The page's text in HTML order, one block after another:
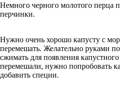
Немного черного молотого перца
перчинки.
Нужно очень хорошо капусту с
перемешать. Желательно руками
сжимать для появления
перемешали, нужно попробовать
добавить специи.